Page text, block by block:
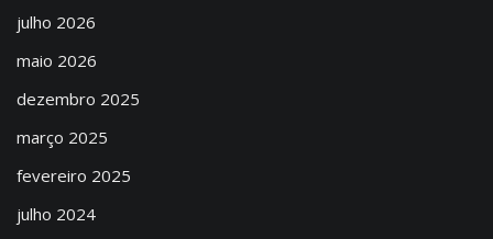
julho 2026
maio 2026
dezembro 2025
março 2025
fevereiro 2025
julho 2024